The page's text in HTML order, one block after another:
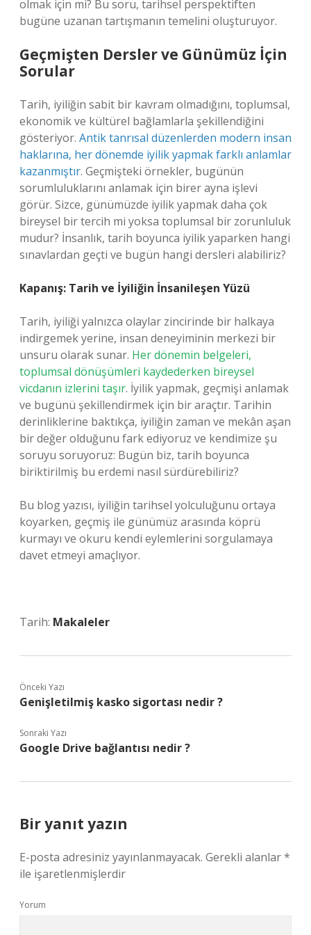
olmak için mi? Bu soru, tarihsel perspektiften
bugüne uzanan tartışmanın temelini oluşturuyor.
Geçmişten Dersler ve Günümüz İçin
Sorular
Tarih, iyiliğin sabit bir kavram olmadığını, toplumsal,
ekonomik ve kültürel bağlamlarla şekillendiğini
gösteriyor. Antik tanrısal düzenlerden modern insan
haklarına, her dönemde iyilik yapmak farklı anlamlar
kazanmıştır. Geçmişteki örnekler, bugünün
sorumluluklarını anlamak için birer ayna işlevi
görür. Sizce, günümüzde iyilik yapmak daha çok
bireysel bir tercih mi yoksa toplumsal bir zorunluluk
mudur? İnsanlık, tarih boyunca iyilik yaparken hangi
sınavlardan geçti ve bugün hangi dersleri alabiliriz?
Kapanış: Tarih ve İyiliğin İnsanileşen Yüzü
Tarih, iyiliği yalnızca olaylar zincirinde bir halkaya
indirgemek yerine, insan deneyiminin merkezi bir
unsuru olarak sunar. Her dönemin belgeleri,
toplumsal dönüşümleri kaydederken bireysel
vicdanın izlerini taşır. İyilik yapmak, geçmişi anlamak
ve bugünü şekillendirmek için bir araçtır. Tarihin
derinliklerine baktıkça, iyiliğin zaman ve mekân aşan
bir değer olduğunu fark ediyoruz ve kendimize şu
soruyu soruyoruz: Bugün biz, tarih boyunca
biriktirilmiş bu erdemi nasıl sürdürebiliriz?
Bu blog yazısı, iyiliğin tarihsel yolculuğunu ortaya
koyarken, geçmiş ile günümüz arasında köprü
kurmayı ve okuru kendi eylemlerini sorgulamaya
davet etmeyi amaçlıyor.
Tarih: Makaleler
Önceki Yazı
Genişletilmiş kasko sigortası nedir ?
Sonraki Yazı
Google Drive bağlantısı nedir ?
Bir yanıt yazın
E-posta adresiniz yayınlanmayacak. Gerekli alanlar*
ile işaretlenmişlerdir
Yorum